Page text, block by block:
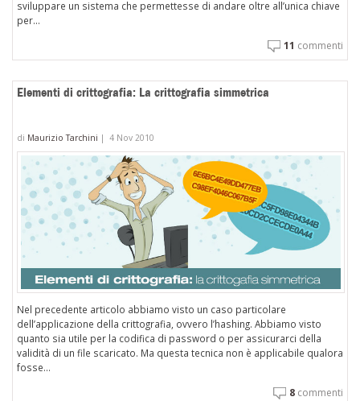
sviluppare un sistema che permettesse di andare oltre all’unica chiave
per...
11 commenti
Elementi di crittografia: La crittografia simmetrica
di Maurizio Tarchini | 4 Nov 2010
Nel precedente articolo abbiamo visto un caso particolare
dell’applicazione della crittografia, ovvero l’hashing. Abbiamo visto
quanto sia utile per la codifica di password o per assicurarci della
validità di un file scaricato. Ma questa tecnica non è applicabile qualora
fosse...
8 commenti